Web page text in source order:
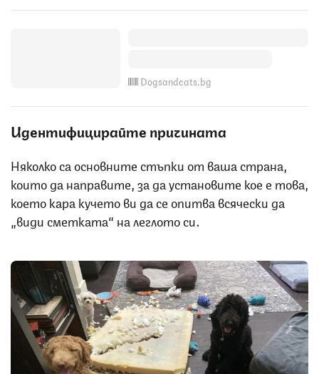
Dogsandcats.bg
Идентифицирайте причината
Няколко са основните стъпки от ваша страна,
които да направите, за да установите кое е това,
което кара кучето ви да се опитва всячески да
„види сметката“ на леглото си.